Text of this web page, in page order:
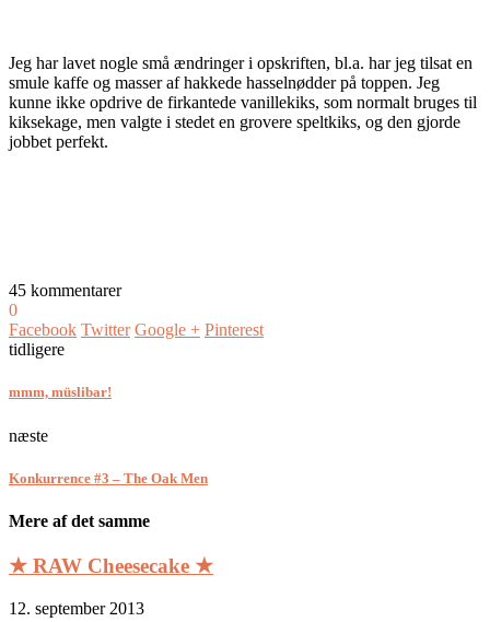
Jeg har lavet nogle små ændringer i opskriften, bl.a. har jeg tilsat en
smule kaffe og masser af hakkede hasselnødder på toppen. Jeg
kunne ikke opdrive de firkantede vanillekiks, som normalt bruges til
kiksekage, men valgte i stedet en grovere speltkiks, og den gjorde
jobbet perfekt.
45 kommentarer
0
Facebook Twitter Google + Pinterest
tidligere
mmm, müslibar!
næste
Konkurrence #3 – The Oak Men
Mere af det samme
★ RAW Cheesecake ★
12. september 2013